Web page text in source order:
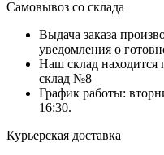
Самовывоз со склада
Выдача заказа
уведомления о
Наш склад находится
склад №8
График работы:
16:30.
Курьерская доставка